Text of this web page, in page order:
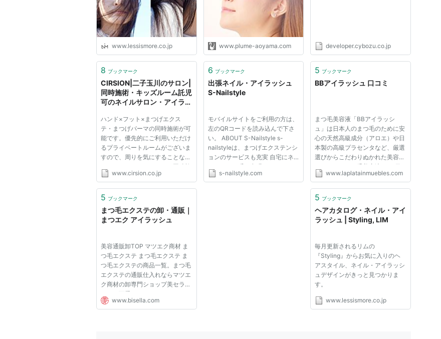
www.lessismore.co.jp www.plume-aoyama.com developer.cybozu.co.jp
8 ブックマーク
CIRSION|二子玉川のサロン|
同時施術・キッズルーム託児
可のネイルサロン・アイラッ
間で癒されるシルシオン
ハンド×フット×まつげエクス
テ・まつげパーマの同時施術が可
能です。優先的にご利用いただけ
るプライベートルームがございま
すので、周りを気にすることなく
おくつろぎいただけます。同時施
術はお忙しい方や時間短縮したい
スメです。 小さなお子様のいら
ー...
www.cirsion.co.jp
6 ブックマーク
出張ネイル・アイラッシュ
S-Nailstyle
モバイルサイトをご利用の方は、
左のQRコードを読み込んで下さ
い。 ABOUT S-Nailstyle s-
nailstyleは、まつげエクステンシ
ョンのサービスも充実 自宅にネ
イリストを呼ぶ出張ネイル、まつ
げエクステンションをもっと気軽
s-nailstyle.com
5 ブックマーク
BBアイラッシュ 口コミ
まつ毛美容液「BBアイラッシ
ュ」は日本人のまつ毛のために安
心の天然高級成分（アロエ）や日
本製の高級プラセンタなど、厳選
選びからこだわりぬかれた美容液
です。このまつ毛美容液は30日
でエクステ不要、90日でマスカ
るまつ毛美容液です。 ※30日間
www.laplatainmuebles.com
5 ブックマーク
まつ毛エクステの卸・通販｜
まつエク アイラッシュ
美容通販卸TOP マツエク商材 ま
つ毛エクステ まつ毛エクステ ま
つ毛エクステの商品一覧。まつ毛
エクステの通販仕入れならマツエ
ク商材の卸専門ショップ美セラ。
もっと可愛くもっとおしゃれに、
人気のカラーエクステやボリュー
www.bisella.com
5 ブックマーク
ヘアカタログ・ネイル・アイ
ラッシュ | Styling, LIM
毎月更新されるリムの
『Styling』からお気に入りのヘ
アスタイル、ネイル・アイラッシ
ュデザインがきっと見つかりま
す。
www.lessismore.co.jp